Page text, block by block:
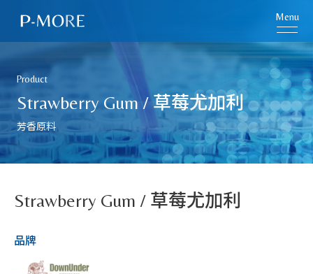
Menu
Product
Strawberry Gum / 草莓尤加利
芳香原料
Strawberry Gum / 草莓尤加利
品牌